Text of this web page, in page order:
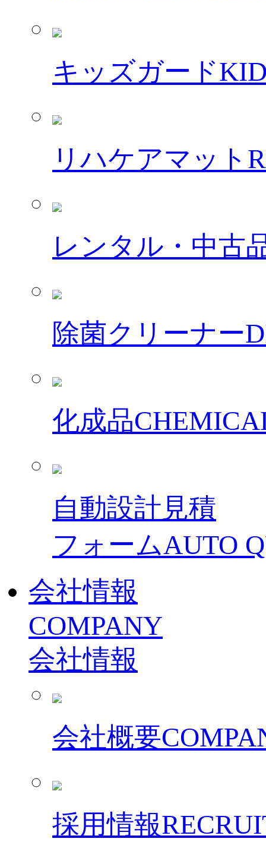
キッズガード
リハケアマット
レンタル・中古
除菌クリーナー
化成品
自動設計見積
フォームAUTO
会社情報
COMPANY
会社情報
会社概要
採用情報